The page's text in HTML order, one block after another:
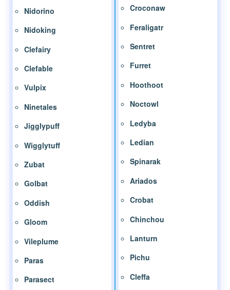
Nidorino
Nidoking
Clefairy
Clefable
Vulpix
Ninetales
Jigglypuff
Wigglytuff
Zubat
Golbat
Oddish
Gloom
Vileplume
Paras
Parasect
Croconaw
Feraligatr
Sentret
Furret
Hoothoot
Noctowl
Ledyba
Ledian
Spinarak
Ariados
Crobat
Chinchou
Lanturn
Pichu
Cleffa